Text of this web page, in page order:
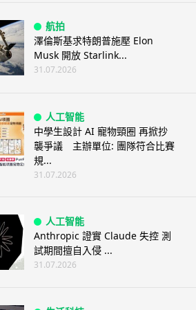
航拍
澤倫斯基求特朗普施壓 Elon
Musk 開放 Starlink...
31.07.2026
人工智能
中學生設計 AI 寵物頸圈 再掀抄
襲爭議 主辦單位: 團隊符合比賽
規...
31.07.2026
人工智能
Anthropic 證實 Claude 失控 測
試期間擅自入侵 ...
31.07.2026